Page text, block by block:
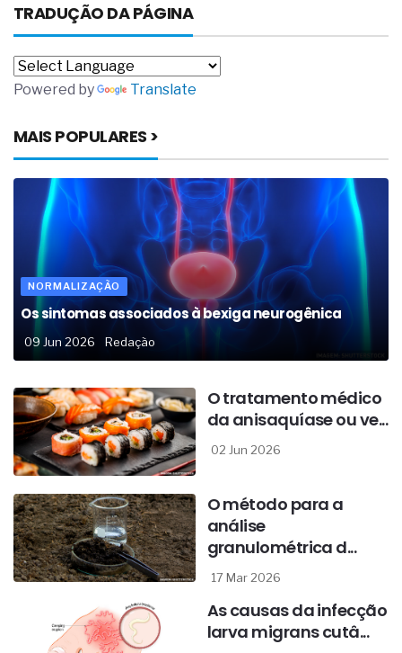
TRADUÇÃO DA PÁGINA
Powered by Translate
MAIS POPULARES >
NORMALIZAÇÃO
Os sintomas associados à bexiga neurogênica
09 Jun 2026 Redação
O tratamento médico
da anisaquíase ou ve...
02 Jun 2026
O método para a
análise
granulométrica d...
17 Mar 2026
As causas da infecção
larva migrans cutâ...